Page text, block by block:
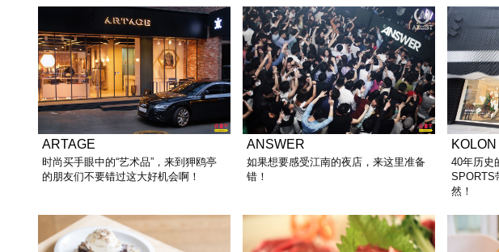
ARTAGE
时尚买手眼中的“艺术品”，来到狎鸥亭
的朋友们不要错过这大好机会啊！
ANSWER
如果想要感受江南的夜店，来这里准备
错！
40年历史
SPORTS
然！